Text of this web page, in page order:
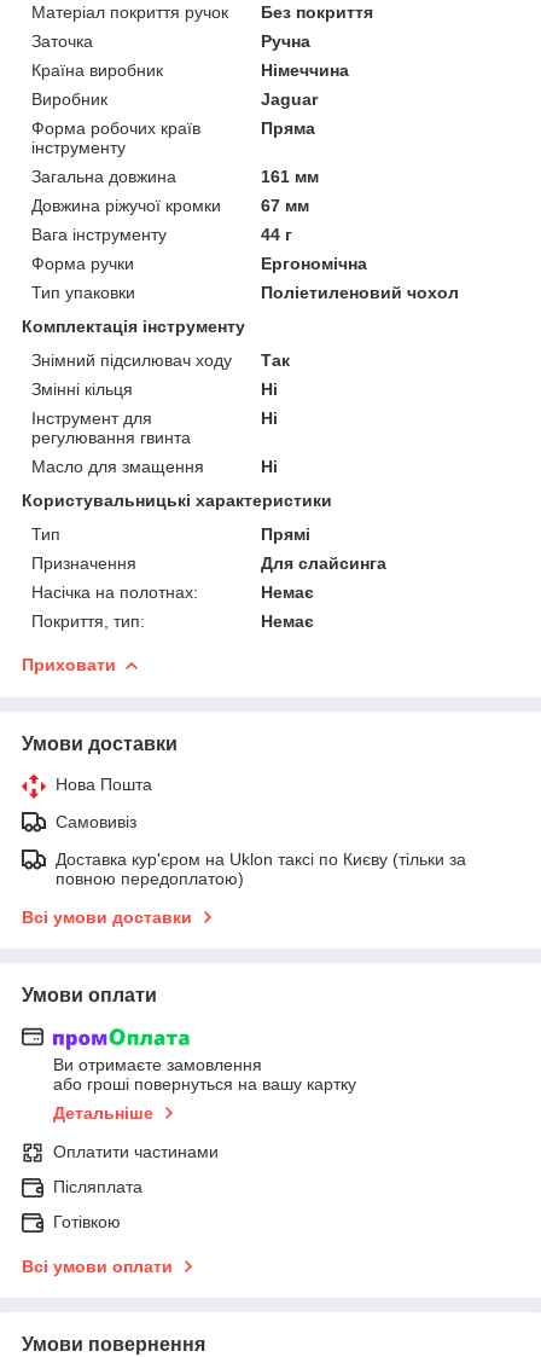
Матеріал покриття ручок
Без покриття
Заточка
Ручна
Країна виробник
Німеччина
Виробник
Jaguar
Форма робочих країв
інструменту
Пряма
Загальна довжина
161 мм
Довжина ріжучої кромки
67 мм
Вага інструменту
44 г
Форма ручки
Ергономічна
Тип упаковки
Поліетиленовий чохол
Комплектація інструменту
Знімний підсилювач ходу
Так
Змінні кільця
Ні
Інструмент для
регулювання гвинта
Ні
Масло для змащення
Ні
Користувальницькі характеристики
Тип
Прямі
Призначення
Для слайсинга
Насічка на полотнах:
Немає
Покриття, тип:
Немає
Приховати
Умови доставки
Нова Пошта
Самовивіз
Доставка кур'єром на Uklon таксі по Києву (тільки за
повною передоплатою)
Всі умови доставки
Умови оплати
Ви отримаєте замовлення
або гроші повернуться на вашу картку
Детальніше
Оплатити частинами
Післяплата
Готівкою
Всі умови оплати
Умови повернення